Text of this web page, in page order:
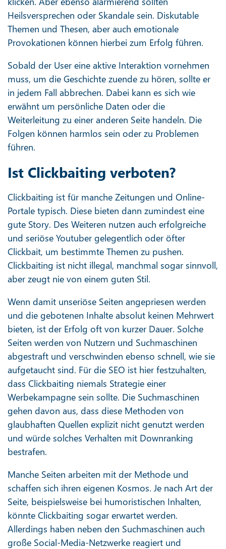
Heilsversprechen oder Skandale sein. Diskutable
Themen und Thesen, aber auch emotionale
Provokationen können hierbei zum Erfolg führen.
Sobald der User eine aktive Interaktion vornehmen
muss, um die Geschichte zuende zu hören, sollte er
in jedem Fall abbrechen. Dabei kann es sich wie
erwähnt um persönliche Daten oder die
Weiterleitung zu einer anderen Seite handeln. Die
Folgen können harmlos sein oder zu Problemen
führen.
Ist Clickbaiting verboten?
Clickbaiting ist für manche Zeitungen und Online-
Portale typisch. Diese bieten dann zumindest eine
gute Story. Des Weiteren nutzen auch erfolgreiche
und seriöse Youtuber gelegentlich oder öfter
Clickbait, um bestimmte Themen zu pushen.
Clickbaiting ist nicht illegal, manchmal sogar sinnvoll,
aber zeugt nie von einem guten Stil.
Wenn damit unseriöse Seiten angepriesen werden
und die gebotenen Inhalte absolut keinen Mehrwert
bieten, ist der Erfolg oft von kurzer Dauer. Solche
Seiten werden von Nutzern und Suchmaschinen
abgestraft und verschwinden ebenso schnell, wie sie
aufgetaucht sind. Für die SEO ist hier festzuhalten,
dass Clickbaiting niemals Strategie einer
Werbekampagne sein sollte. Die Suchmaschinen
gehen davon aus, dass diese Methoden von
glaubhaften Quellen explizit nicht genutzt werden
und würde solches Verhalten mit Downranking
bestrafen.
Manche Seiten arbeiten mit der Methode und
schaffen sich ihren eigenen Kosmos. Je nach Art der
Seite, beispielsweise bei humoristischen Inhalten,
könnte Clickbaiting sogar erwartet werden.
Allerdings haben neben den Suchmaschinen auch
große Social-Media-Netzwerke reagiert und